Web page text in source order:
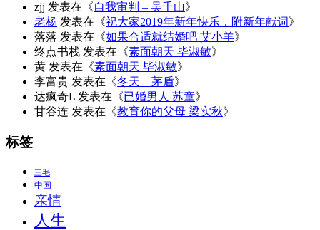
zjj 发表在《自我审判 – 吴千山》
老杨 发表在《祝大家2019年新年快乐，附新年献词》
落落 发表在《如果合适就结婚吧 艾小羊》
终点书栈 发表在《素面朝天 毕淑敏》
黄 发表在《素面朝天 毕淑敏》
李富贵 发表在《冬天 – 茅盾》
达疯奇L 发表在《已婚男人 苏童》
甘谷连 发表在《教育你的父母 梁实秋》
标签
三毛
中国
亲情
人生